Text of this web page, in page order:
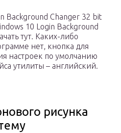
Background Changer 32 bit
10 Login Background
тут. Каких-либо
нет, кнопка для
настроек по умолчанию
утилиты – английский.
рисунка